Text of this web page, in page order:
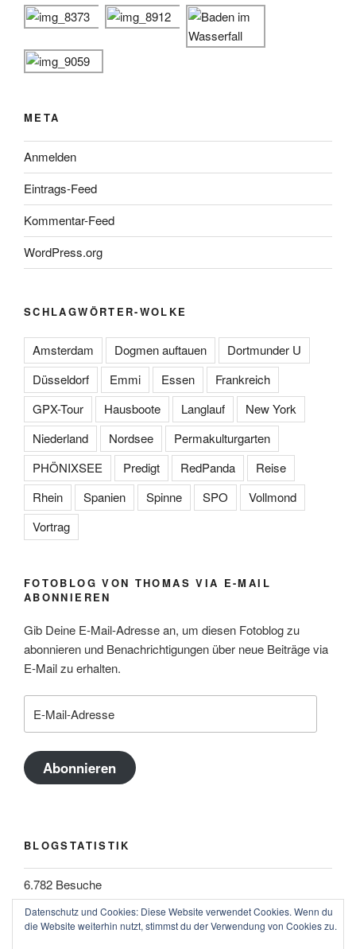
META
Anmelden
Eintrags-Feed
Kommentar-Feed
WordPress.org
SCHLAGWÖRTER-WOLKE
Amsterdam Dogmen auftauen
Dortmunder U
Düsseldorf
Emmi Essen
Frankreich
GPX-Tour
Hausboote Langlauf
New York
Niederland
Nordsee
Permakulturgarten
PHÖNIXSEE
Predigt RedPanda
Reise
Rhein
Spanien Spinne SPO
Vollmond
Vortrag
FOTOBLOG VON THOMAS VIA E-MAIL
ABONNIEREN
Gib Deine E-Mail-Adresse an, um diesen Fotoblog zu
abonnieren und Benachrichtigungen über neue Beiträge via
E-Mail zu erhalten.
Mail-
Abonnieren
BLOGSTATISTIK
6.782 Besuche
Datenschutz und Cookies: Diese Website verwendet Cookies. Wenn du
die Website weiterhin nutzt, stimmst du der Verwendung von Cookies zu.